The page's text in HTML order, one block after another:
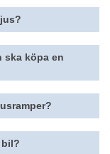
ska köpa en
bil?